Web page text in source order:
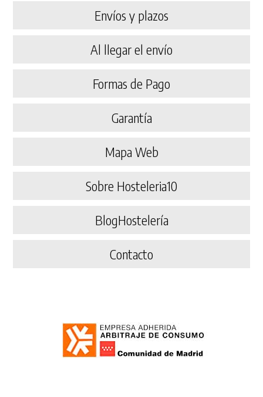
Envíos y plazos
Al llegar el envío
Formas de Pago
Garantía
Mapa Web
Sobre Hosteleria10
BlogHostelería
Contacto